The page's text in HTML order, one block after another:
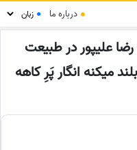
● درباره ما ●
علیپور در طبیعت
میکنه انگار پَرِ کاهه